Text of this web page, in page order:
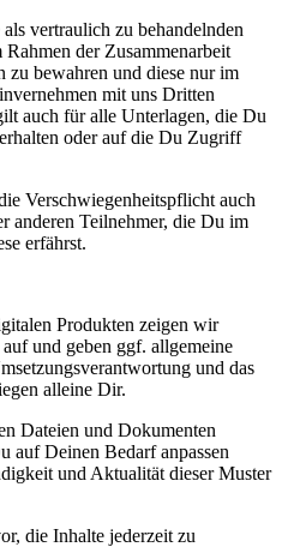
vertraulich zu behandelnden
der Zusammenarbeit
zu bewahren und diese nur im
mit uns Dritten
auch für alle Unterlagen, die Du
oder auf die Du Zugriff
Verschwiegenheitspflicht auch
anderen Teilnehmer, die Du im
erfährst.
Produkten zeigen wir
und geben ggf. allgemeine
und das
alleine Dir.
Dateien und Dokumenten
auf Deinen Bedarf anpassen
und Aktualität dieser Muster
die Inhalte jederzeit zu